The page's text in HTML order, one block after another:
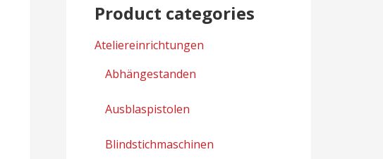
Product categories
Ateliereinrichtungen
Abhängestanden
Ausblaspistolen
Blindstichmaschinen